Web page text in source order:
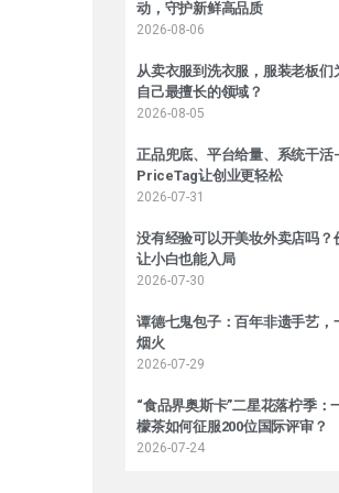
动，守护新鲜高品质
2026-08-06
从卖衣服到洗衣服，服装老板们
自己最擅长的领域？
2026-08-05
正品兜底、平台给量、系统干
PriceTag让创业更轻松
2026-07-31
没有经验可以开美妆外卖店吗
让小白也能入局
2026-07-30
谭德七鬼包子：百年非遗手艺，
烟火
2026-07-29
“食品界奥斯卡”二星花落柠季：
檬茶如何征服200位国际评审？
2026-07-24